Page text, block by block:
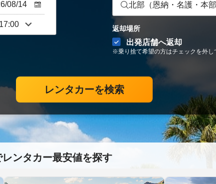
北部（恩納・名護・本部
返却場所
出発店舗へ返却
※乗り捨て希望の方はチェックを外し
レンタカーを検索
ンタカー最安値を探す